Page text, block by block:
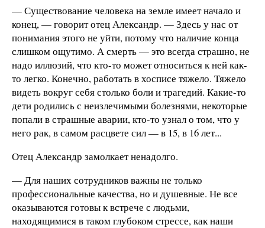
— Существование человека на земле имеет начало и
конец, — говорит отец Александр. — Здесь у нас от
понимания этого не уйти, потому что наличие конца
слишком ощутимо. А смерть — это всегда страшно, не
надо иллюзий, что кто-то может относиться к ней как-
то легко. Конечно, работать в хосписе тяжело. Тяжело
видеть вокруг себя столько боли и трагедий. Какие-то
дети родились с неизлечимыми болезнями, некоторые
попали в страшные аварии, кто-то узнал о том, что у
него рак, в самом расцвете сил — в 15, в 16 лет...
Отец Александр замолкает ненадолго.
— Для наших сотрудников важны не только
профессиональные качества, но и душевные. Не все
оказываются готовы к встрече с людьми,
находящимися в таком глубоком стрессе, как наши